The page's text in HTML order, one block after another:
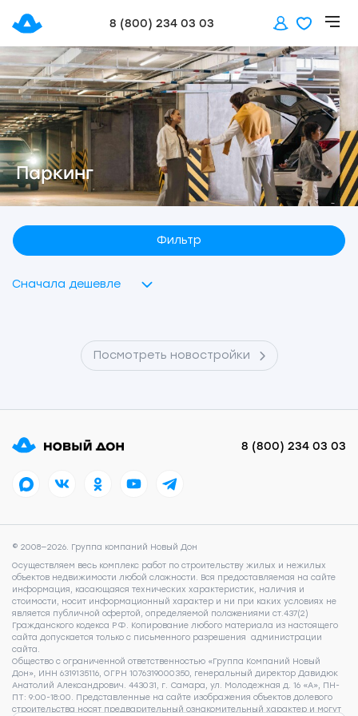
8 (800) 234 03 03
Паркинг
Фильтр
Сначала дешевле
Посмотреть новостройки
8 (800) 234 03 03
© 2008—2026. Группа компаний Новый Дон
Осуществляем весь комплекс работ по строительству жилых и нежилых
объектов недвижимости любой сложности. Вся предоставляемая на сайте
информация, касающаяся технических характеристик, наличия и
стоимости, носит информационный характер и ни при каких условиях не
является публичной офертой, определяемой положениями ст.437(2)
Гражданского кодекса РФ. Копирование любого материала из настоящего
сайта допускается только с письменного разрешения администрации
сайта.
Общество с ограниченной ответственностью «Группа Компаний Новый
Дон», ИНН 6319135116, ОГРН 1076319000350, генеральный директор Давидюк
Анатолий Александрович. 443031, г. Самара, ул. Молодежная д. 16 «А», ПН-
ПТ: 9:00-18:00. Представленные на сайте изображения объектов долевого
строительства носят предварительный ознакомительный характер и могут